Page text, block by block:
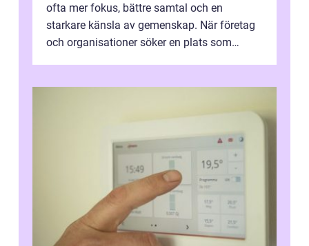
ofta mer fokus, bättre samtal och en
starkare känsla av gemenskap. När företag
och organisationer söker en plats som